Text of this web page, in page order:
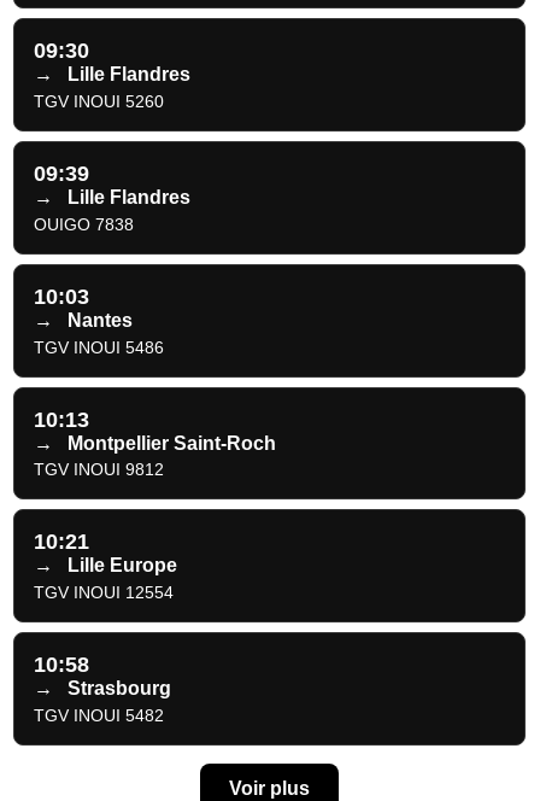
09:30
→ Lille Flandres
TGV INOUI 5260
09:39
→ Lille Flandres
OUIGO 7838
10:03
→ Nantes
TGV INOUI 5486
10:13
→ Montpellier Saint-Roch
TGV INOUI 9812
10:21
→ Lille Europe
TGV INOUI 12554
10:58
→ Strasbourg
TGV INOUI 5482
Voir plus